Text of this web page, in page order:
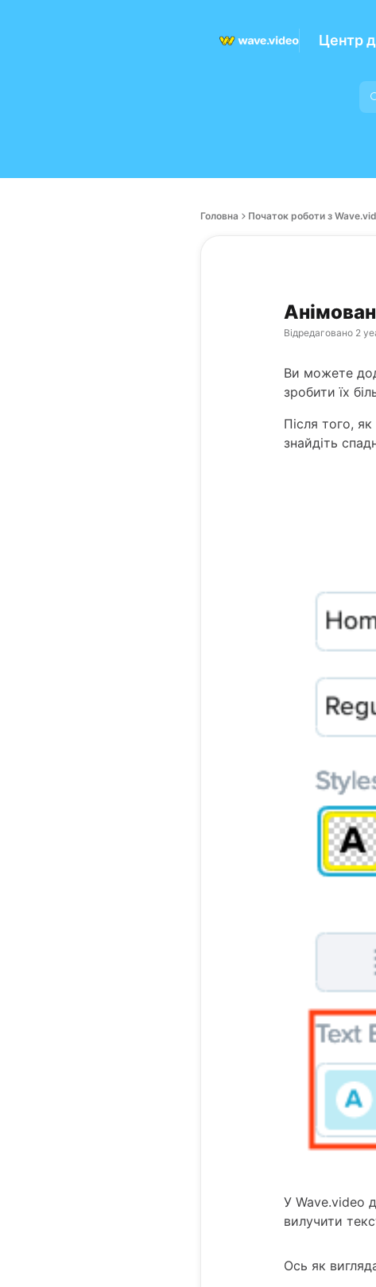
Центр
Головна Початок роботи з
Відредаговано 2
Ви можете
зробити їх
Після того,
знайдіть
У Wave.video
вилучити
Ось як